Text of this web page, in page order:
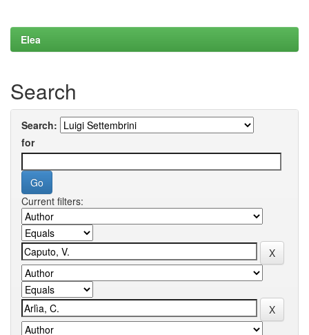
Elea
Search
Search:
for
Current filters: